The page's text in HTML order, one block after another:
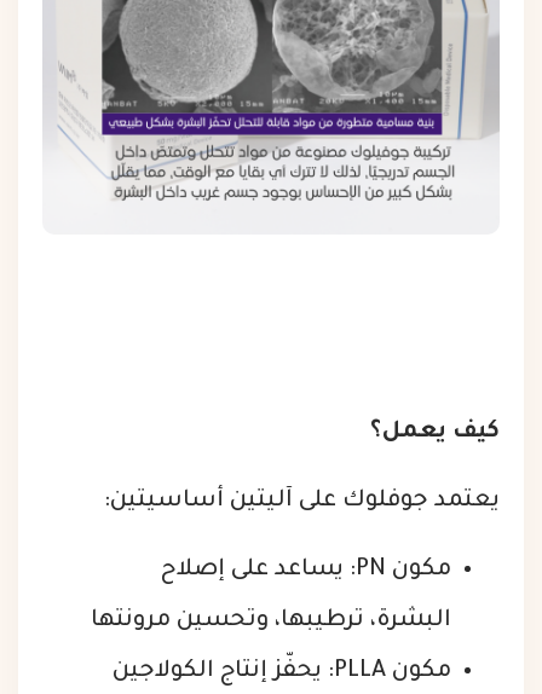
كيف يعمل؟
يعتمد جوفلوك على آليتين أساسيتين:
مكون PN: يساعد على إصلاح
البشرة، ترطيبها، وتحسين مرونتها
مكون PLLA: يحفّز إنتاج الكولاجين